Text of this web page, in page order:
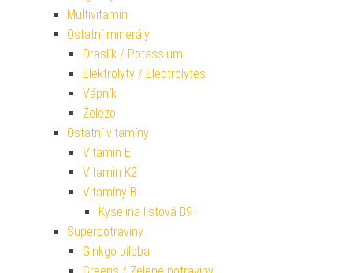
Multivitamin
Ostatní minerály
Draslík / Potassium
Elektrolyty / Electrolytes
Vápník
Železo
Ostatní vitamíny
Vitamin E
Vitamin K2
Vitamíny B
Kyselina listová B9
Superpotraviny
Ginkgo biloba